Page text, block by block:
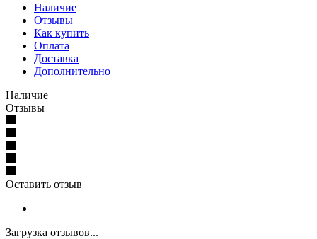
Наличие
Отзывы
Как купить
Оплата
Доставка
Дополнительно
Наличие
Отзывы
Оставить отзыв
Загрузка отзывов...